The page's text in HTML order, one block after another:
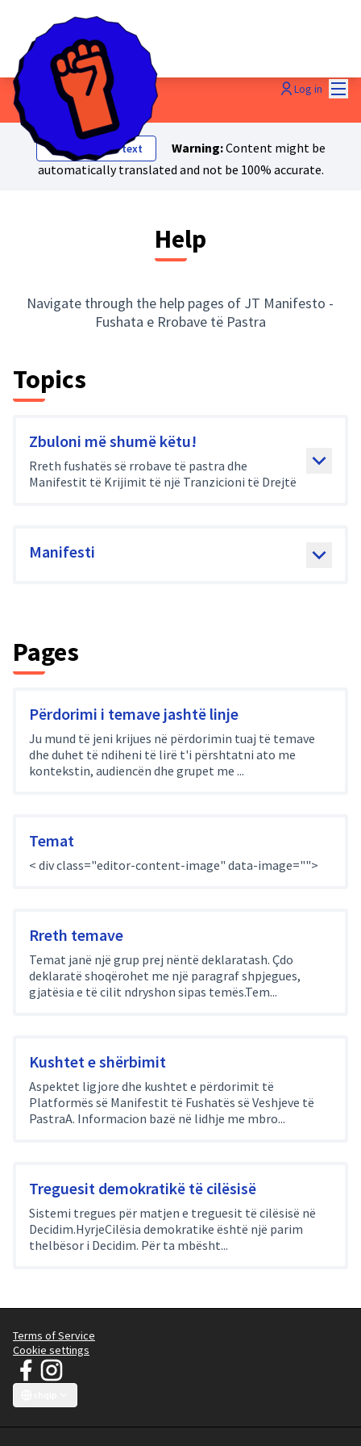
Log in
Show original text Warning:Content might be
automatically translated and not be 100% accurate.
Help
Navigate through the help pages of JT Manifesto -
Fushata e Rrobave të Pastra
Topics
Zbuloni më shumë këtu!
Rreth fushatës së rrobave të pastra dhe
Manifestit të Krijimit të një Tranzicioni të Drejtë
Manifesti
Pages
Përdorimi i temave jashtë linje
Ju mund të jeni krijues në përdorimin tuaj të temave
dhe duhet të ndiheni të lirë t'i përshtatni ato me
kontekstin, audiencën dhe grupet me ...
Temat
< div class="editor-content-image" data-image="">
Rreth temave
Temat janë një grup prej nëntë deklaratash. Çdo
deklaratë shoqërohet me një paragraf shpjegues,
gjatësia e të cilit ndryshon sipas temës.Tem...
Kushtet e shërbimit
Aspektet ligjore dhe kushtet e përdorimit të
Platformës së Manifestit të Fushatës së Veshjeve të
PastraA. Informacion bazë në lidhje me mbro...
Treguesit demokratikë të cilësisë
Sistemi tregues për matjen e treguesit të cilësisë në
Decidim.HyrjeCilësia demokratike është një parim
thelbësor i Decidim. Për ta mbësht...
Terms of Service
Cookie settings
JT Manifesto - Fushata e Rrobave të Pastra at Facebook
(External link)
JT Manifesto - Fushata e Rrobave të Pastra at Instagram
(External link)